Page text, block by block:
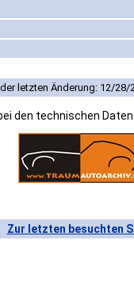
letzten Änderung: 12/28/
den technischen
Zur letzten besuchten